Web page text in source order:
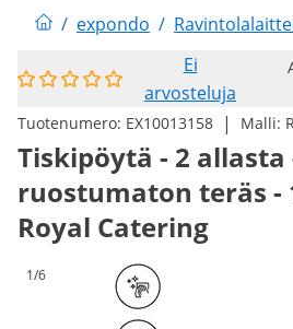
/ expondo /
Ei
arvosteluja
Tuotenumero: EX10013158 | Malli:
Tiskipöytä - 2 allasta
ruostumaton teräs -
Royal Catering
1/6